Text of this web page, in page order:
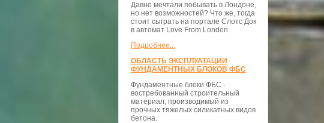
Давно мечтали побывать в Лондоне,
но нет возможностей? Что же, тогда
стоит сыграть на портале Слотс Док
в автомат Love From London.
Подробнее...
ОБЛАСТЬ ЭКСПЛУАТАЦИИ
ФУНДАМЕНТНЫХ БЛОКОВ ФБС
Фундаментные блоки ФБС -
востребованный строительный
материал, производимый из
прочных тяжелых силикатных видов
бетона.